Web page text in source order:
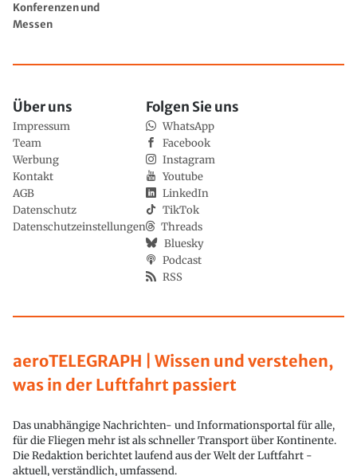
Konferenzen und
Messen
aeroTELEGRAPH | Wissen und verstehen,
was in der Luftfahrt passiert
Das unabhängige Nachrichten- und Informationsportal für alle,
für die Fliegen mehr ist als schneller Transport über Kontinente.
Die Redaktion berichtet laufend aus der Welt der Luftfahrt -
aktuell, verständlich, umfassend.
Über uns
Impressum
Team
Werbung
Kontakt
AGB
Datenschutz
Datenschutzeinstellungen
Folgen Sie uns
WhatsApp
Facebook
Instagram
Youtube
LinkedIn
TikTok
Threads
Bluesky
Podcast
RSS